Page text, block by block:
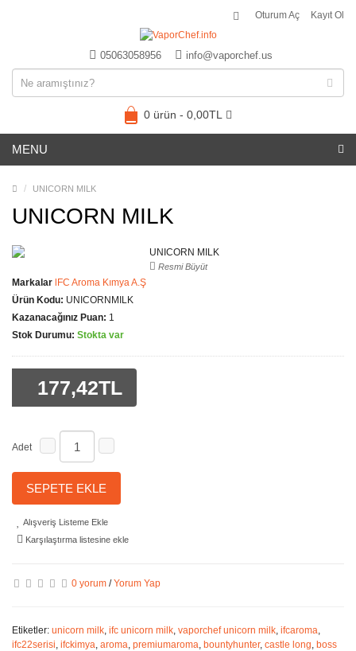
Oturum Aç Kayıt Ol
05063058956 info@vaporchef.us
0 ürün - 0,00TL
MENU
UNICORN MILK
UNICORN MILK
Resmi Büyüt
Markalar lFC Aroma Kımya A.Ş
Ürün Kodu: UNICORNMILK
Kazanacağınız Puan: 1
Stok Durumu: Stokta var
177,42TL
Adet
SEPETE EKLE
Alışveriş Listeme Ekle
Karşılaştırma listesine ekle
0 yorum /Yorum Yap
Etiketler: unicorn milk, ifc unicorn milk, vaporchef unicorn milk, ifcaroma,
ifc22serisi, ifckimya, aroma, premiumaroma, bountyhunter, castle long, boss